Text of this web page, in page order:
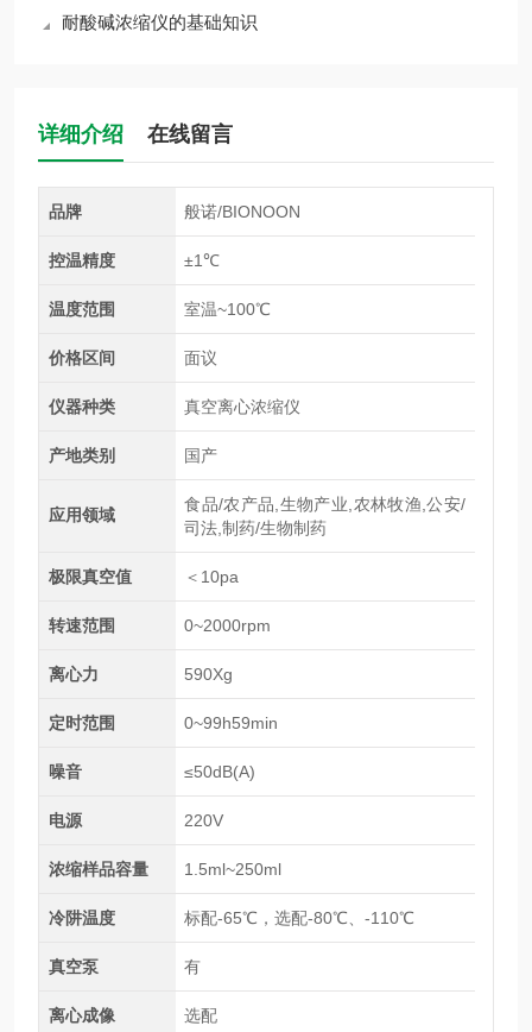
耐酸碱浓缩仪的基础知识
详细介绍 在线留言
品牌 般诺/BIONOON
控温精度 ±1℃
温度范围 室温~100℃
价格区间 面议
仪器种类 真空离心浓缩仪
产地类别 国产
应用领域
食品/农产品,生物产业,农林牧渔,公安/
司法,制药/生物制药
极限真空值 ＜10pa
转速范围 0~2000rpm
离心力 590Xg
定时范围 0~99h59min
噪音 ≤50dB(A)
电源 220V
浓缩样品容量 1.5ml~250ml
冷阱温度 标配-65℃，选配-80℃、-110℃
真空泵 有
离心成像 选配